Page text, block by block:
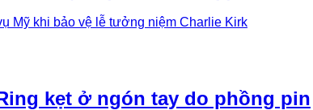
Mỹ khi bảo vệ lễ tưởng niệm Charlie Kirk
kẹt ở ngón tay do phồng pin